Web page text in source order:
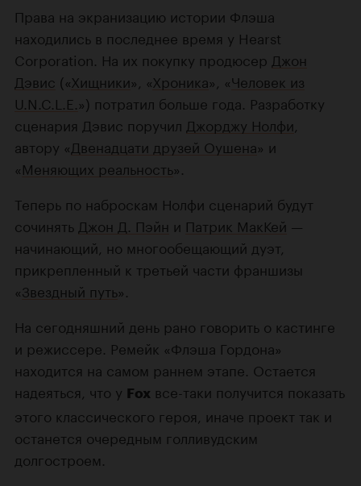
Права на экранизацию истории Флэша
находились в последнее время у Hearst
Corporation. На их покупку продюсер Джон
Дэвис («Хищники», «Хроника», «Человек из
U.N.C.L.E. ») потратил больше года. Разработку
сценария Дэвис поручил Джорджу Нолфи
автору «Двенадцати друзей Оушена» и
«Меняющих реальность».
Теперь по наброскам Нолфи сценарий будут
сочинять Джон Д. Пэйн и Патрик МакКей —
начинающий, но многообещающий дуэт,
прикрепленный к третьей части франшизы
«Звездный путь».
На сегодняшний день рано говорить о кастинге
и режиссере. Ремейк «Флэша Гордона»
находится на самом раннем этапе. Остается
надеяться, что у Fox все-таки получится показать
этого классического героя, иначе проект так и
останется очередным голливудским
долгостроем.